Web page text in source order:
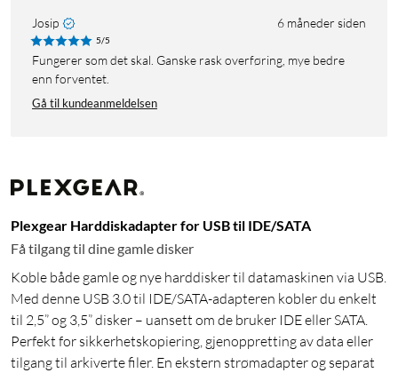
Josip 6 måneder siden
5/5
Fungerer som det skal. Ganske rask overføring, mye bedre
enn forventet.
Gå til kundeanmeldelsen
Plexgear Harddiskadapter for USB til IDE/SATA
Få tilgang til dine gamle disker
Koble både gamle og nye harddisker til datamaskinen via USB.
Med denne USB 3.0 til IDE/SATA-adapteren kobler du enkelt
til 2,5” og 3,5” disker – uansett om de bruker IDE eller SATA.
Perfekt for sikkerhetskopiering, gjenoppretting av data eller
tilgang til arkiverte filer. En ekstern strømadapter og separat